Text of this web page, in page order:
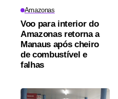
Amazonas
Voo para interior do
Amazonas retorna a
Manaus após cheiro
de combustível e
falhas